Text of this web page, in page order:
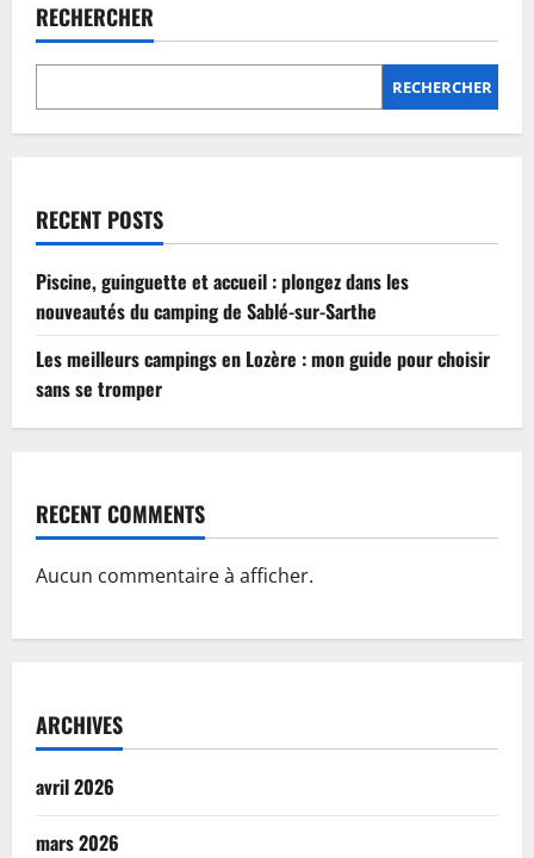
en
Lozère
:
mon
choisir
sans
RECHERCHER
RECHERCHER
RECENT POSTS
Piscine, guinguette et accueil : plongez dans les
nouveautés du camping de Sablé-sur-Sarthe
Les meilleurs campings en Lozère : mon guide pour choisir
sans se tromper
RECENT COMMENTS
Aucun commentaire à afficher.
ARCHIVES
avril 2026
mars 2026